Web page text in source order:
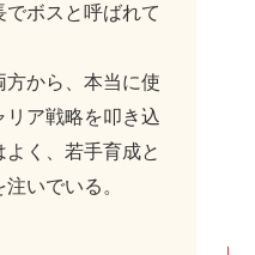
ボスと呼ばれて
から、本当に使
リア戦略を叩き込
く、若手育成と
いでいる。